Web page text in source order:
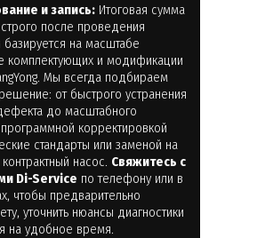
и запись: Итоговая сумма
строго после проведения
базируется на масштабе
комплектующих и модификации
Мы всегда подбираем
от быстрого устранения
до масштабного
корректировкой
стандарты или заменой на
насос. Свяжитесь с
Di-Service по телефону или в
чтобы предварительно
уточнить нюансы диагностики
на удобное время.